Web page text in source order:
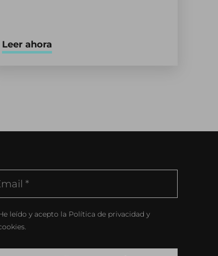
Leer ahora
leído y acepto la Política de privacidad y